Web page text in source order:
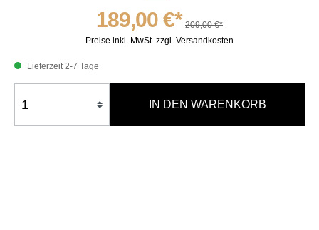
189,00 €* 209,00 €*
Preise inkl. MwSt. zzgl. Versandkosten
Lieferzeit 2-7 Tage
IN DEN WARENKORB